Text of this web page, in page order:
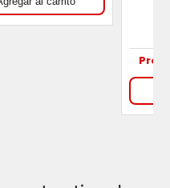
Precio x mayor $U 16